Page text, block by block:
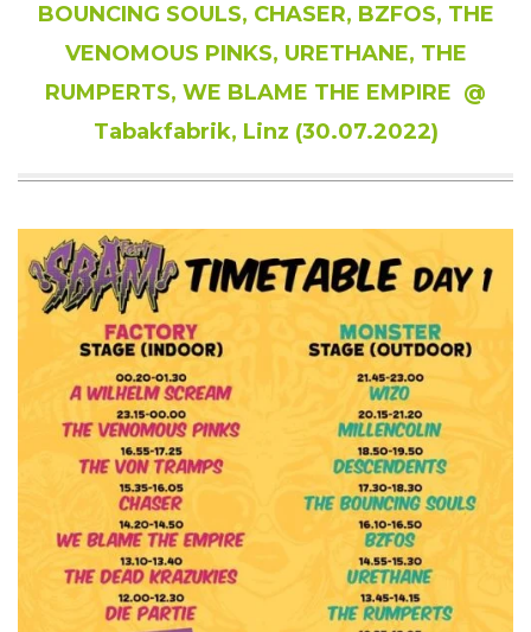
BOUNCING SOULS, CHASER, BZFOS, THE
VENOMOUS PINKS, URETHANE, THE
RUMPERTS, WE BLAME THE EMPIRE @
Tabakfabrik, Linz (30.07.2022)